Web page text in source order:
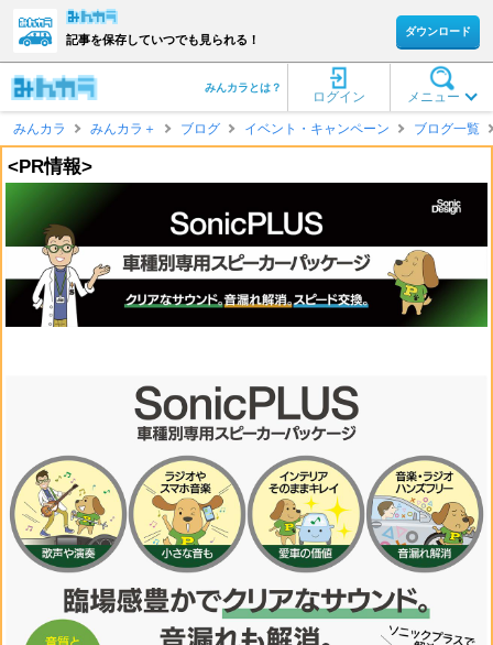
記事を保存していつでも見られる！
ダウンロード
メニュー
ログイン
みんカラとは？
みんカラ みんカラ＋ ブログ イベント・キャンペーン ブログ一覧
<PR情報>